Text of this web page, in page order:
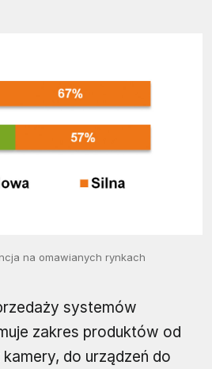
na omawianych rynkach
systemów
zakres produktów od
do urządzeń do